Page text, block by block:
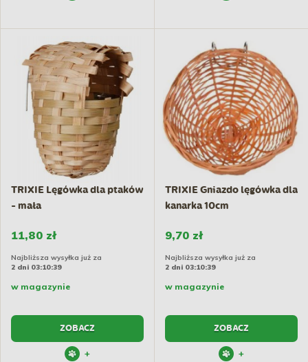
TRIXIE Lęgówka dla ptaków
- mała
11,80 zł
Najbliższa wysyłka już za
2 dni 03:10:38
w magazynie
ZOBACZ
+
TRIXIE Gniazdo lęgówka dla
kanarka 10cm
9,70 zł
Najbliższa wysyłka już za
2 dni 03:10:38
w magazynie
ZOBACZ
+